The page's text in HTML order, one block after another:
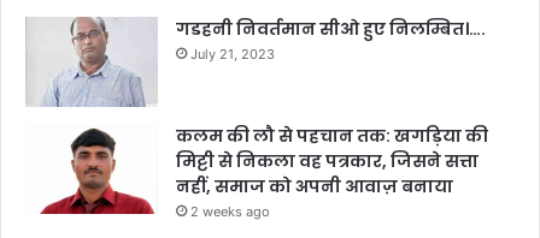
गडहनी निवर्तमान सीओ हुए निलम्बित।….
July 21, 2023
कलम की लौ से पहचान तक: खगड़िया की
मिट्टी से निकला वह पत्रकार, जिसने सत्ता
नहीं, समाज को अपनी आवाज़ बनाया
2 weeks ago